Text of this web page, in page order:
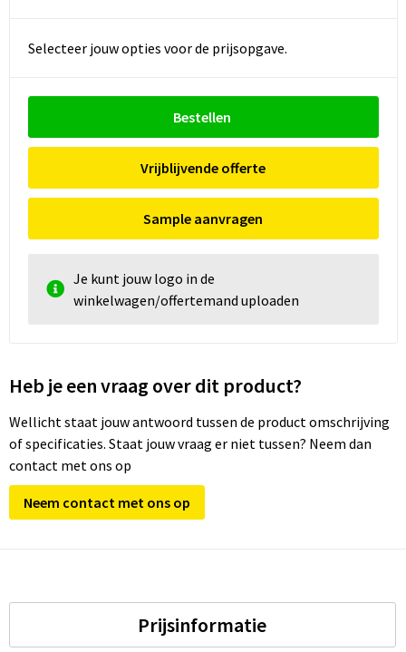
Selecteer jouw opties voor de prijsopgave.
Bestellen
Vrijblijvende offerte
Sample aanvragen
Je kunt jouw logo in de
winkelwagen/offertemand uploaden
Heb je een vraag over dit product?
Wellicht staat jouw antwoord tussen de product omschrijving
of specificaties. Staat jouw vraag er niet tussen? Neem dan
contact met ons op
Neem contact met ons op
Prijsinformatie